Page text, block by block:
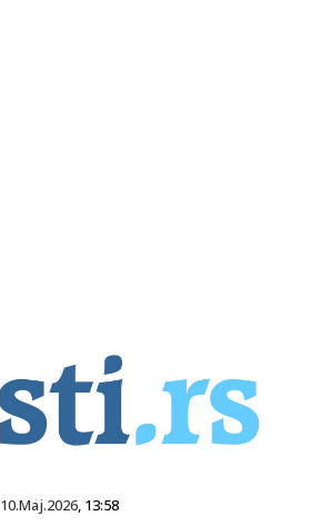
10.Maj.2026, 13:58